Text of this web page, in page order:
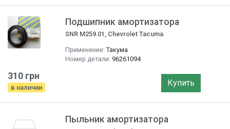
Подшипник амортизатора
SNR M259.01, Chevrolet Tacuma
Применение: Такума
Номер детали: 96261094
310 грн
в наличии Купить
Пыльник амортизатора